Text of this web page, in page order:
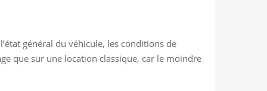
général du véhicule, les conditions de
que sur une location classique, car le moindre